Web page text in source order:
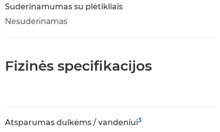
Suderinamumas su plėtikliais
Nesuderinamas
Fizinės specifikacijos
Atsparumas dulkėms / vandeniui3